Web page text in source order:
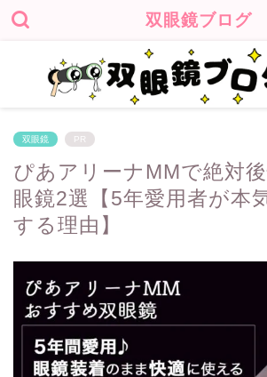
双眼鏡ブログ
双眼鏡 PR
ぴあアリーナMMで絶対
眼鏡2選【5年愛用者が本
する理由】